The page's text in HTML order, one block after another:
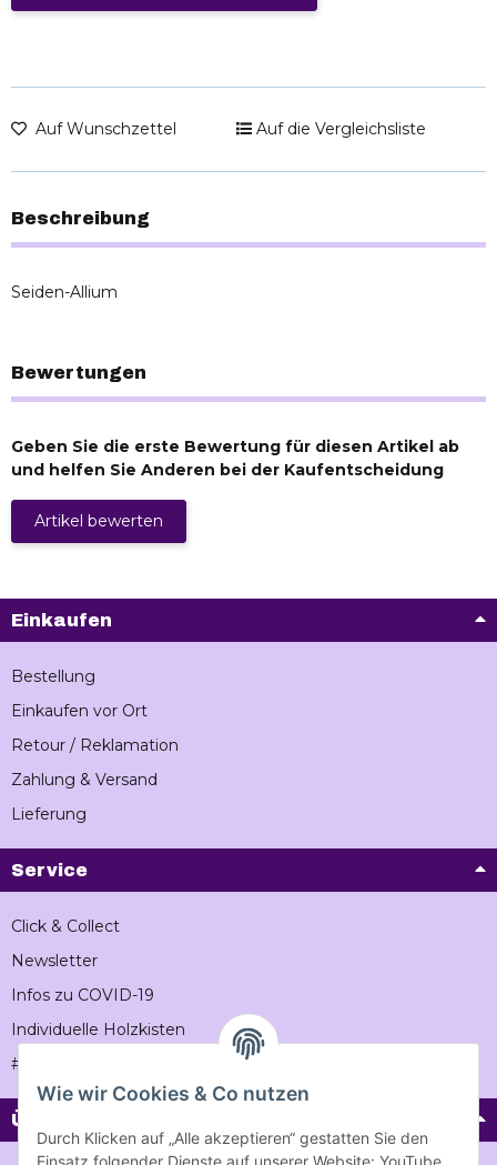
Auf Wunschzettel Auf die Vergleichsliste
Beschreibung
Seiden-Allium
Bewertungen
Geben Sie die erste Bewertung für diesen Artikel ab
und helfen Sie Anderen bei der Kaufentscheidung
Artikel bewerten
Einkaufen
Bestellung
Einkaufen vor Ort
Retour / Reklamation
Zahlung & Versand
Lieferung
Service
Click & Collect
Newsletter
Infos zu COVID-19
Individuelle Holzkisten
#Vintageholzkiste
Über Vintage-holzkiste
Wie wir Cookies & Co nutzen
Durch Klicken auf „Alle akzeptieren“ gestatten Sie den